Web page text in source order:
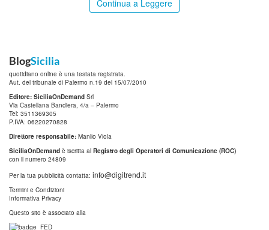
Continua a Leggere
BlogSicilia
quotidiano online è una testata registrata.
Aut. del tribunale di Palermo n.19 del 15/07/2010
Editore: SiciliaOnDemand Srl
Via Castellana Bandiera, 4/a – Palermo
Tel: 3511369305
P.IVA: 06220270828
Direttore responsabile: Manlio Viola
SiciliaOnDemand è iscritta al Registro degli Operatori di Comunicazione (ROC)
con il numero 24809
Per la tua pubblicità contatta: info@digitrend.it
Termini e Condizioni
Informativa Privacy
Questo sito è associato alla